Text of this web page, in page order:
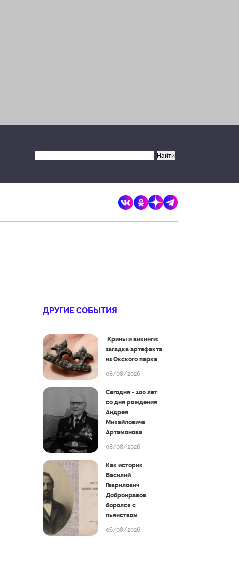
ДРУГИЕ СОБЫТИЯ
Крины и викинги:
загадка артефакта
из Окского парка
08/08/2026
Сегодня - 100 лет
со дня рождения
Андрея
Михайловича
Артамонова
08/08/2026
Как историк
Василий
Гаврилович
Добронравов
боролся с
пьянством
06/08/2026